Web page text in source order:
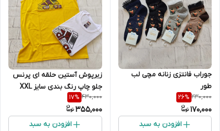
جوراب فانتزی زنانه مچی لب
طور
230,000
26%
170,000
افزودن به سبد
زیرپوش آستین حلقه ای پرنس
جلو چاپ رنگ بندی سایز XXL
430,000
17%
355,000
افزودن به سبد